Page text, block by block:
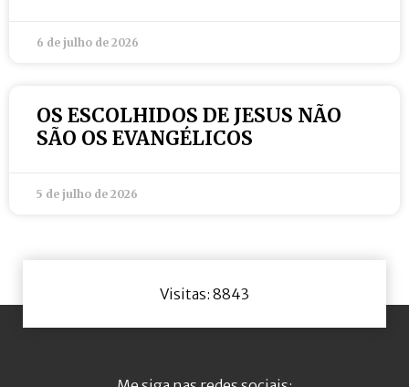
6 de julho de 2026
OS ESCOLHIDOS DE JESUS NÃO
SÃO OS EVANGÉLICOS
5 de julho de 2026
Visitas: 8843